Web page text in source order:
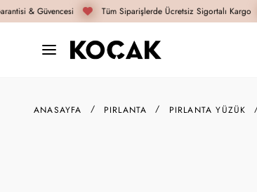
& Güvencesi Tüm Siparişlerde Ücretsiz Sigortalı Kargo
ANASAYFA PIRLANTA PIRLANTA YÜZÜK